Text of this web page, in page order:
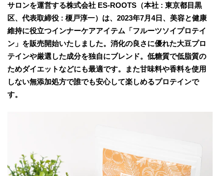
サロンを運営する株式会社 ES-ROOTS（本社 : 東京都目黒
区、代表取締役 : 榎戸淳一）は、2023年7月4日、美容と健康
維持に役立つインナーケアアイテム「フルーツソイプロテイ
ン」を販売開始いたしました。消化の良さに優れた大豆プロ
テインや厳選した成分を独自にブレンド。低糖質で低脂質の
ためダイエットなどにも最適です。また甘味料や香料を使用
しない無添加処方で誰でも安心して楽しめるプロテインで
す。